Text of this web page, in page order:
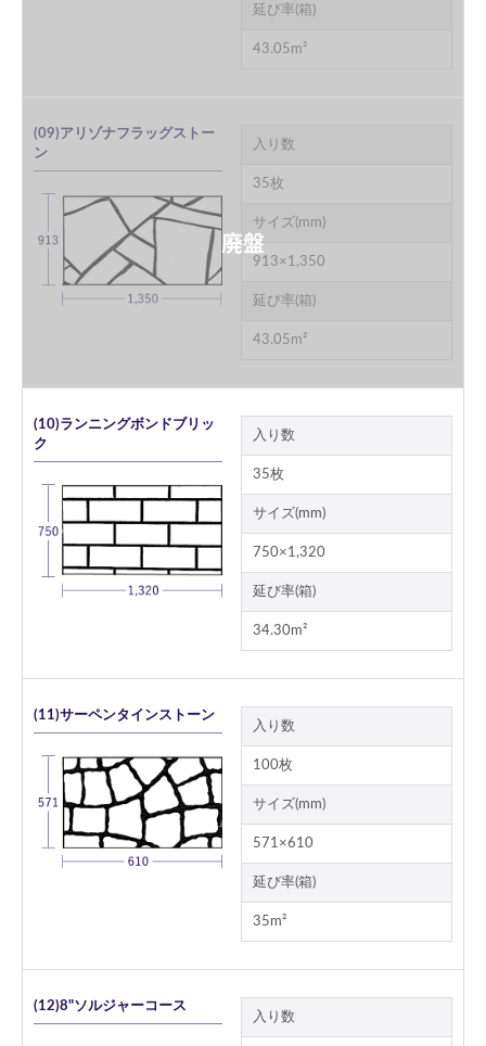
延び率(箱)
43.05m²
(09)アリゾナフラッグストー
ン
入り数
35枚
サイズ(mm)
913×1,350
延び率(箱)
43.05m²
(10)ランニングボンドブリッ
ク
入り数
35枚
サイズ(mm)
750×1,320
延び率(箱)
34.30m²
(11)サーペンタインストーン
入り数
100枚
サイズ(mm)
571×610
延び率(箱)
35m²
(12)8"ソルジャーコース
入り数